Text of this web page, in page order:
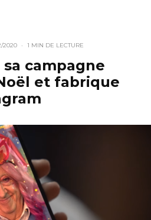
2020 · 1 MIN DE LECTURE
campagne
et fabrique